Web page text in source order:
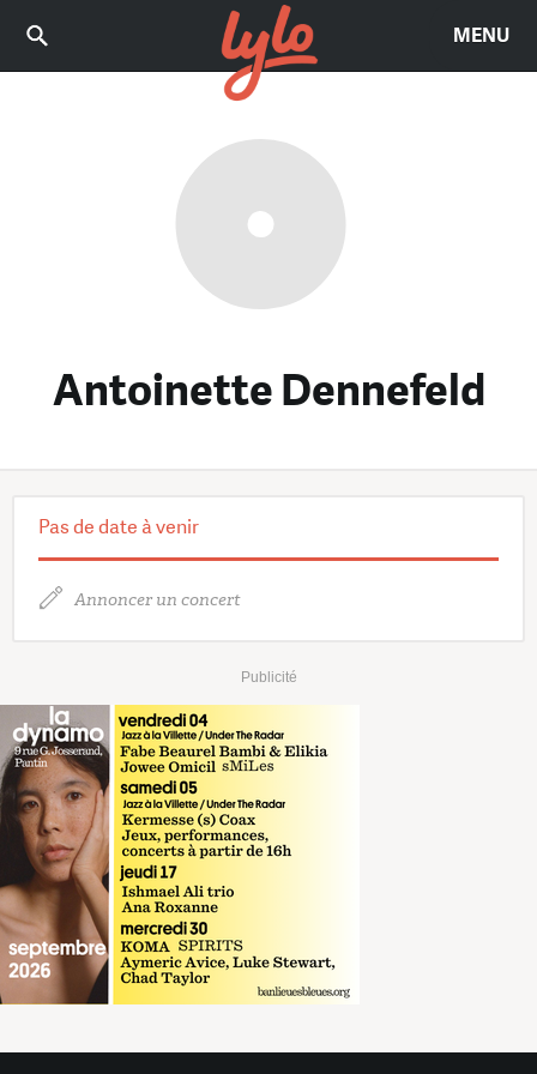
MENU
Antoinette Dennefeld
Pas de date à venir
Annoncer un concert
Publicité